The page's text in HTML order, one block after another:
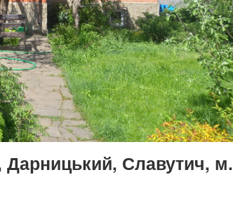
Дарницький, Славутич, м.